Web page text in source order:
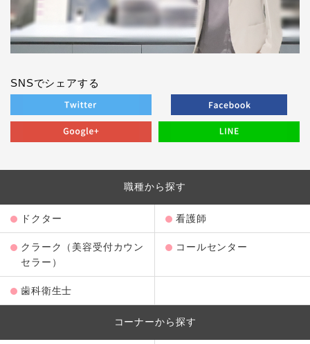
SNSでシェアする
職種から探す
ドクター 看護師
クラーク（美容受付カウン
セラー）
コールセンター
歯科衛生士
コーナーから探す